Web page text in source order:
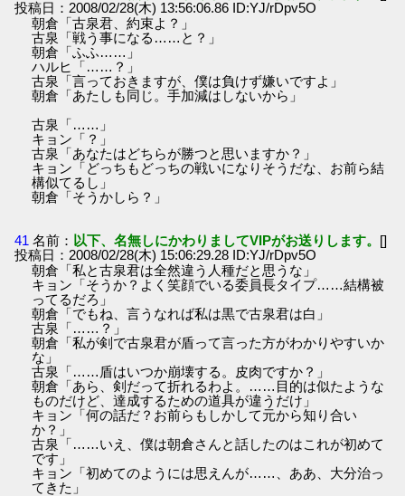
投稿日：2008/02/28(木) 13:56:06.86 ID:YJ/rDpv5O
朝倉「古泉君、約束よ？」
古泉「戦う事になる……と？」
朝倉「ふふ……」
ハルヒ「……？」
古泉「言っておきますが、僕は負けず嫌いですよ」
朝倉「あたしも同じ。手加減はしないから」
古泉「……」
キョン「？」
古泉「あなたはどちらが勝つと思いますか？」
キョン「どっちもどっちの戦いになりそうだな、お前ら結
構似てるし」
朝倉「そうかしら？」
41 名前： 以下、名無しにかわりましてVIPがお送りします。 []
投稿日：2008/02/28(木) 15:06:29.28 ID:YJ/rDpv5O
朝倉「私と古泉君は全然違う人種だと思うな」
キョン「そうか？よく笑顔でいる委員長タイプ……結構被
ってるだろ」
朝倉「でもね、言うなれば私は黒で古泉君は白」
古泉「……？」
朝倉「私が剣で古泉君が盾って言った方がわかりやすいか
な」
古泉「……盾はいつか崩壊する。皮肉ですか？」
朝倉「あら、剣だって折れるわよ。……目的は似たような
ものだけど、達成するための道具が違うだけ」
キョン「何の話だ？お前らもしかして元から知り合い
か？」
古泉「……いえ、僕は朝倉さんと話したのはこれが初めて
です」
キョン「初めてのようには思えんが……、ああ、大分治っ
てきた」